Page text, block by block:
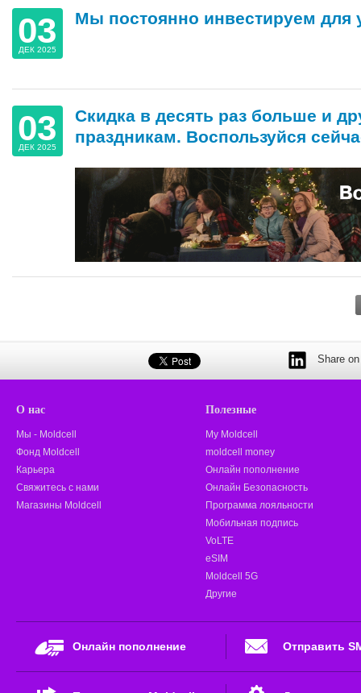
03
ДЕК 2025
Мы постоянно инвестируем для
03
ДЕК 2025
Скидка в десять раз больше и
праздникам. Воспользуйся
Share
О нас
Мы - Moldcell
Фонд Moldcell
Карьера
Свяжитесь с нами
Магазины Moldcell
Полезные
My Moldcell
moldcell money
Онлайн пополнение
Онлайн Безопасность
Программа лояльности
Мобильная подпись
VoLTE
eSIM
Moldcell 5G
Другие
Онлайн пополнение Отправить